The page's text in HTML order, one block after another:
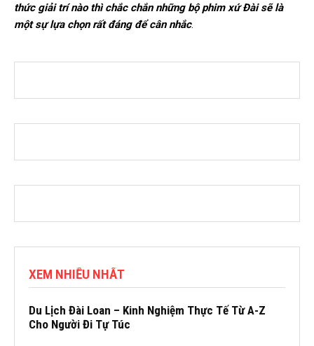
thức giải trí nào thì chắc chắn những bộ phim xứ Đài sẽ là
một sự lựa chọn rất đáng để cân nhắc.
XEM NHIỀU NHẤT
Du Lịch Đài Loan – Kinh Nghiệm Thực Tế Từ A-Z
Cho Người Đi Tự Túc